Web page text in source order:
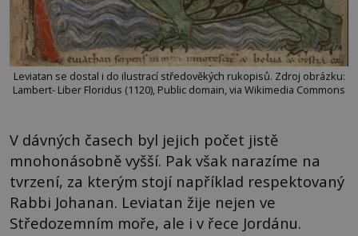
Leviatan se dostal i do ilustrací středověkých rukopisů. Zdroj obrázku:
Lambert- Liber Floridus (1120), Public domain, via Wikimedia Commons
V dávných časech byl jejich počet jistě
mnohonásobně vyšší. Pak však narazíme na
tvrzení, za kterým stojí například respektovaný
Rabbi Johanan. Leviatan žije nejen ve
Středozemním moře, ale i v řece Jordánu.